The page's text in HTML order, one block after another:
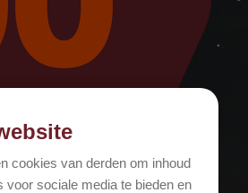
cookies van derden om inhoud
sociale media te bieden en